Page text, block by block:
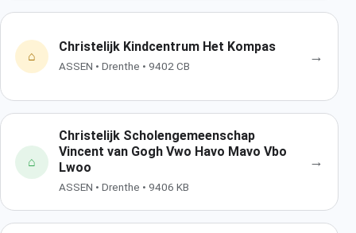
⌂
Christelijk Kindcentrum Het Kompas
ASSEN • Drenthe • 9402 CB
→
⌂
Christelijk Scholengemeenschap
Vincent van Gogh Vwo Havo Mavo Vbo
Lwoo
ASSEN • Drenthe • 9406 KB
→